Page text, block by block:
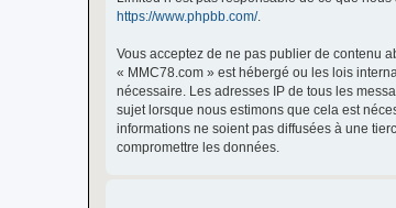
https://www.phpbb.com/.
Vous acceptez de ne pas publier de contenu
« MMC78.com » est hébergé ou les lois
nécessaire. Les adresses IP de tous les
sujet lorsque nous estimons que cela est
informations ne soient pas diffusées à une
compromettre les données.